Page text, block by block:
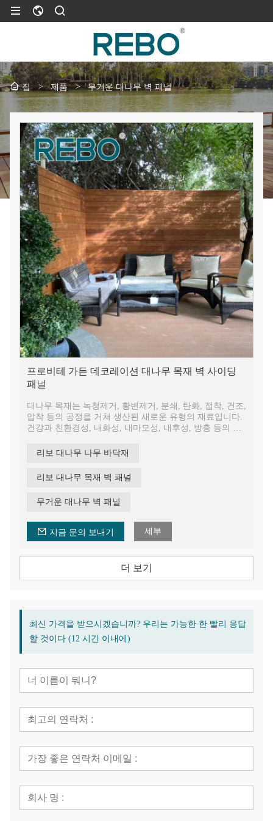
집 > 제품 > 무거운 대나무 벽 패널
프로비테 가든 데코레이션 대나무 목재 벽 사이딩
패널
대나무 목재는 녹청제거, 황변제거, 분쇄, 탄화, 접착, 건조,
압착 등의 공정을 거쳐 생산된 새로운 유형의 재료입니다.
건강과 친환경성, 내화성, 내마모성, 내후성, 방충 등의 특
그대로 유지합니다.
모양 판자, 무거운 대나무, 정사각형 재료, 원통형 제품 및
기타 제품으로 만들어집니다.
리보 대나무 나무 바닥재
리보 대나무 목재 벽 패널
무거운 대나무 벽 패널
지금 문의 보내기 세부
더 보기
최신 가격을 받으시겠습니까? 우리는 가능한 한 빨리 응답
할 것이다 (12 시간 이내에)